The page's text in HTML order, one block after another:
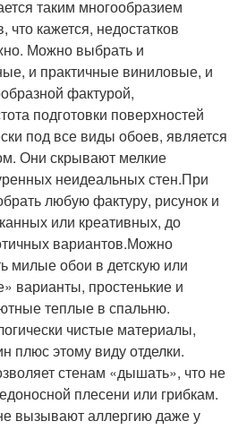
таким многообразием
что кажется, недостатков
Можно выбрать и
и практичные виниловые, и
фактурой,
подготовки поверхностей
под все виды обоев, является
Они скрывают мелкие
неидеальных стен.При
любую фактуру, рисунок и
или креативных, до
вариантов.Можно
милые обои в детскую или
варианты, простенькие и
теплые в спальню.
чистые материалы,
плюс этому виду отделки.
стенам «дышать», что не
плесени или грибкам.
вызывают аллергию даже у